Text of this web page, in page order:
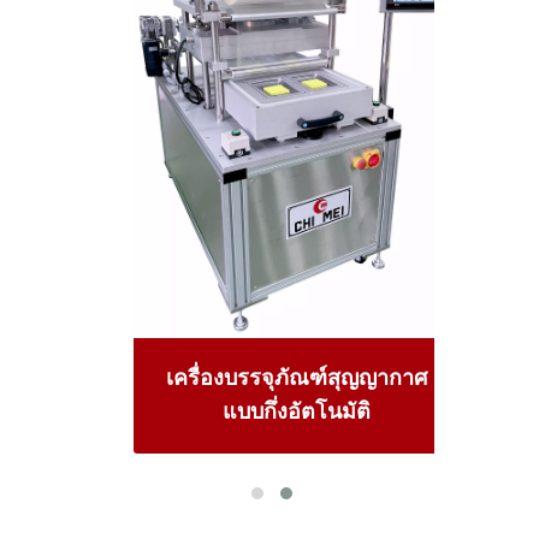
เครื่องบรรจุภัณฑ์สุญญากาศ
แบบกึ่งอัตโนมัติ